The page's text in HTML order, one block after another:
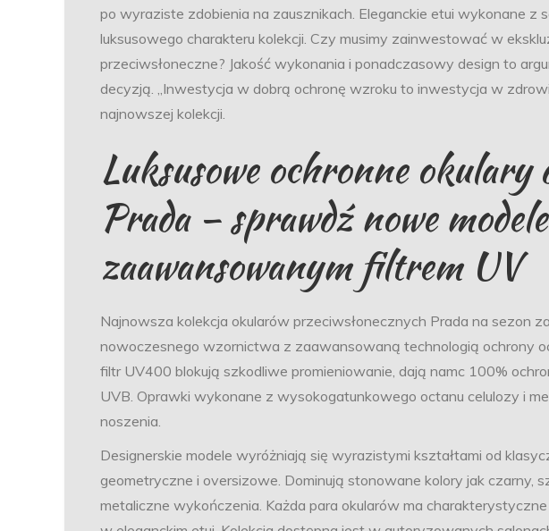
po wyraziste zdobienia na zausznikach. Eleganckie etui wykonane z
luksusowego charakteru kolekcji. Czy musimy zainwestować w
przeciwsłoneczne? Jakość wykonania i ponadczasowy design to
decyzją. „Inwestycja w dobrą ochronę wzroku to inwestycja w
najnowszej kolekcji.
Luksusowe ochronne okulary
Prada – sprawdź nowe
zaawansowanym filtrem UV
Najnowsza kolekcja okularów przeciwsłonecznych Prada na sezon
nowoczesnego wzornictwa z zaawansowaną technologią ochrony
filtr UV400 blokują szkodliwe promieniowanie, dają namc 100%
UVB. Oprawki wykonane z wysokogatunkowego octanu celulozy i
noszenia.
Designerskie modele wyróżniają się wyrazistymi kształtami od
geometryczne i oversizowe. Dominują stonowane kolory jak czarny,
metaliczne wykończenia. Każda para okularów ma